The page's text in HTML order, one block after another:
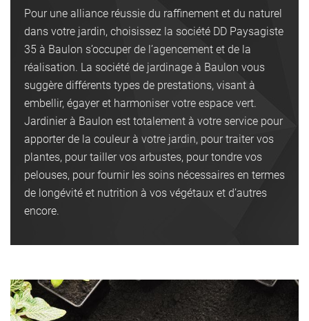
Pour une alliance réussie du raffinement et du naturel
dans votre jardin, choisissez la société DD Paysagiste
35 à Baulon s’occuper de l’agencement et de la
réalisation. La société de jardinage à Baulon vous
suggère différents types de prestations, visant à
embellir, égayer et harmoniser votre espace vert.
Jardinier à Baulon est totalement à votre service pour
apporter de la couleur à votre jardin, pour traiter vos
plantes, pour tailler vos arbustes, pour tondre vos
pelouses, pour fournir les soins nécessaires en termes
de longévité et nutrition à vos végétaux et d’autres
encore.